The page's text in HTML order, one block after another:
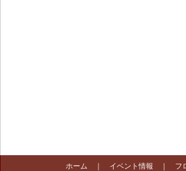
ホーム ｜ イベント情報 ｜ フ